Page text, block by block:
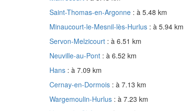
Saint-Thomas-en-Argonne : à 5.48 km
Minaucourt-le-Mesnil-lès-Hurlus : à 5.94 km
Servon-Melzicourt : à 6.51 km
Neuville-au-Pont : à 6.52 km
Hans : à 7.09 km
Cernay-en-Dormois : à 7.13 km
Wargemoulin-Hurlus : à 7.23 km